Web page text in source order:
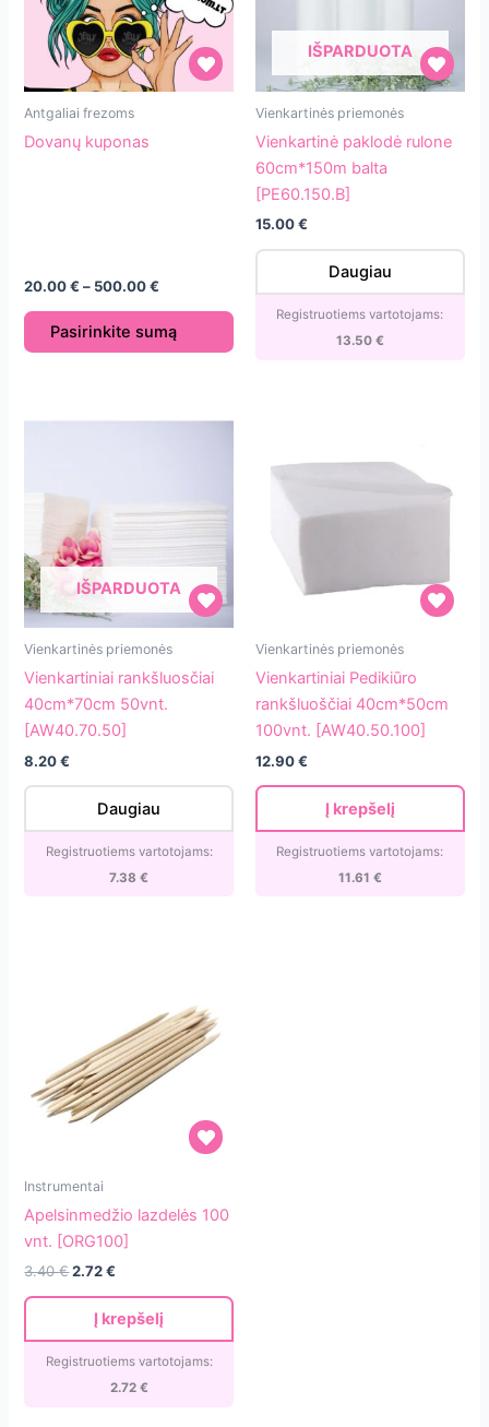
Dovanų
Antgaliai frezoms
Dovanų kuponas
20.00€ – 500.00€
through
Pasirinkite sumą
This
product
chosen
Vienkartinė
60cm*150m
balta
[PE60.150.B]
IŠPARDUOTA
Vienkartinės priemonės
Vienkartinė paklodė rulone
60cm*150m balta
[PE60.150.B]
15.00€
Daugiau
Registruotiems vartotojams:
13.50 €
Vienkartiniai
50vnt.
IŠPARDUOTA
Vienkartinės priemonės
Vienkartiniai rankšluosčiai
40cm*70cm 50vnt.
[AW40.70.50]
8.20€
Daugiau
Registruotiems vartotojams:
7.38€
Vienkartiniai
40cm*50cm
[AW40.50.100]
Vienkartinės priemonės
Vienkartiniai Pedikiūro
rankšluoščiai 40cm*50cm
100vnt. [AW40.50.100]
12.90€
Į krepšelį
Registruotiems vartotojams:
11.61 €
Apelsinmedžio
100
[ORG100]
Instrumentai
Apelsinmedžio lazdelės 100
vnt. [ORG100]
3.40€2.72€
Į krepšelį
Registruotiems vartotojams:
2.72 €